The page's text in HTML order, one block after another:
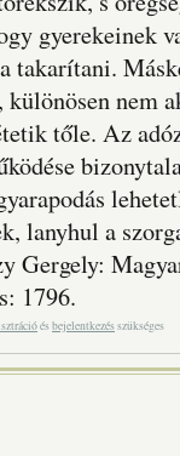
gyerekeinek
takarítani.
különösen nem
tőle. Az
lanyhul a
Gergely:
1796.
ésbejelentkezésszükséges